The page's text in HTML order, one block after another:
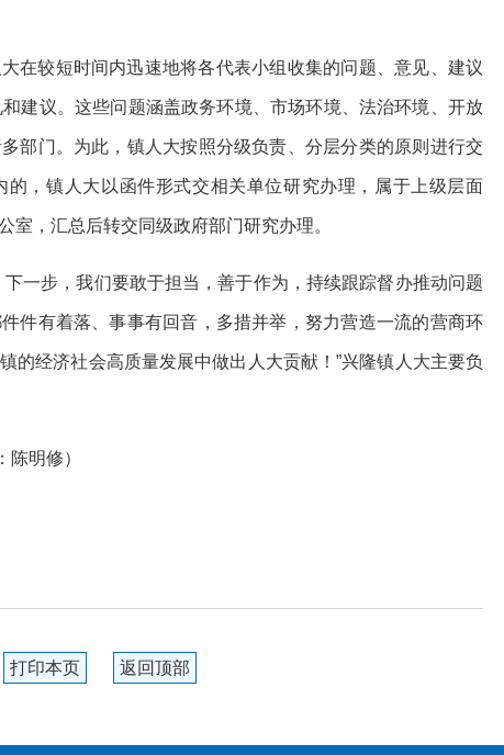
在较短时间内迅速地将各代表小组收集的问题、意见、建议
建议。这些问题涵盖政务环境、市场环境、法治环境、开放
部门。为此，镇人大按照分级负责、分层分类的原则进行交
，镇人大以函件形式交相关单位研究办理，属于上级层面
室，汇总后转交同级政府部门研究办理。
一步，我们要敢于担当，善于作为，持续跟踪督办推动问题
件有着落、事事有回音，多措并举，努力营造一流的营商环
的经济社会高质量发展中做出人大贡献！”兴隆镇人大主要负
陈明修）
打印本页 返回顶部